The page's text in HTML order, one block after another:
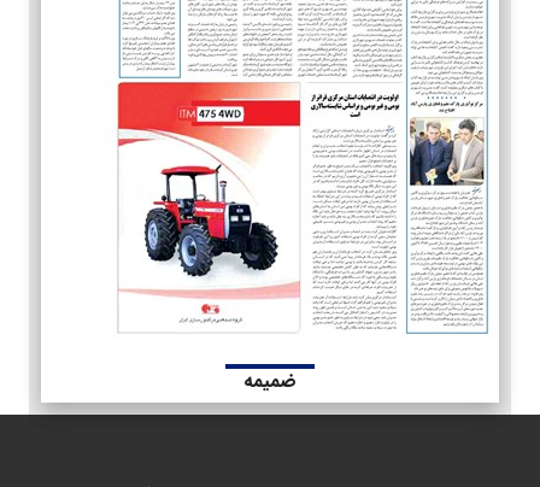
ضمیمه